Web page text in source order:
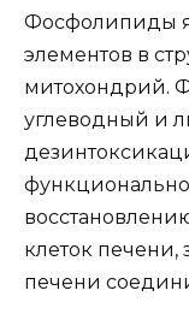
Фосфолипиды
элементов в
митохондрий.
углеводный и
клеток
печени